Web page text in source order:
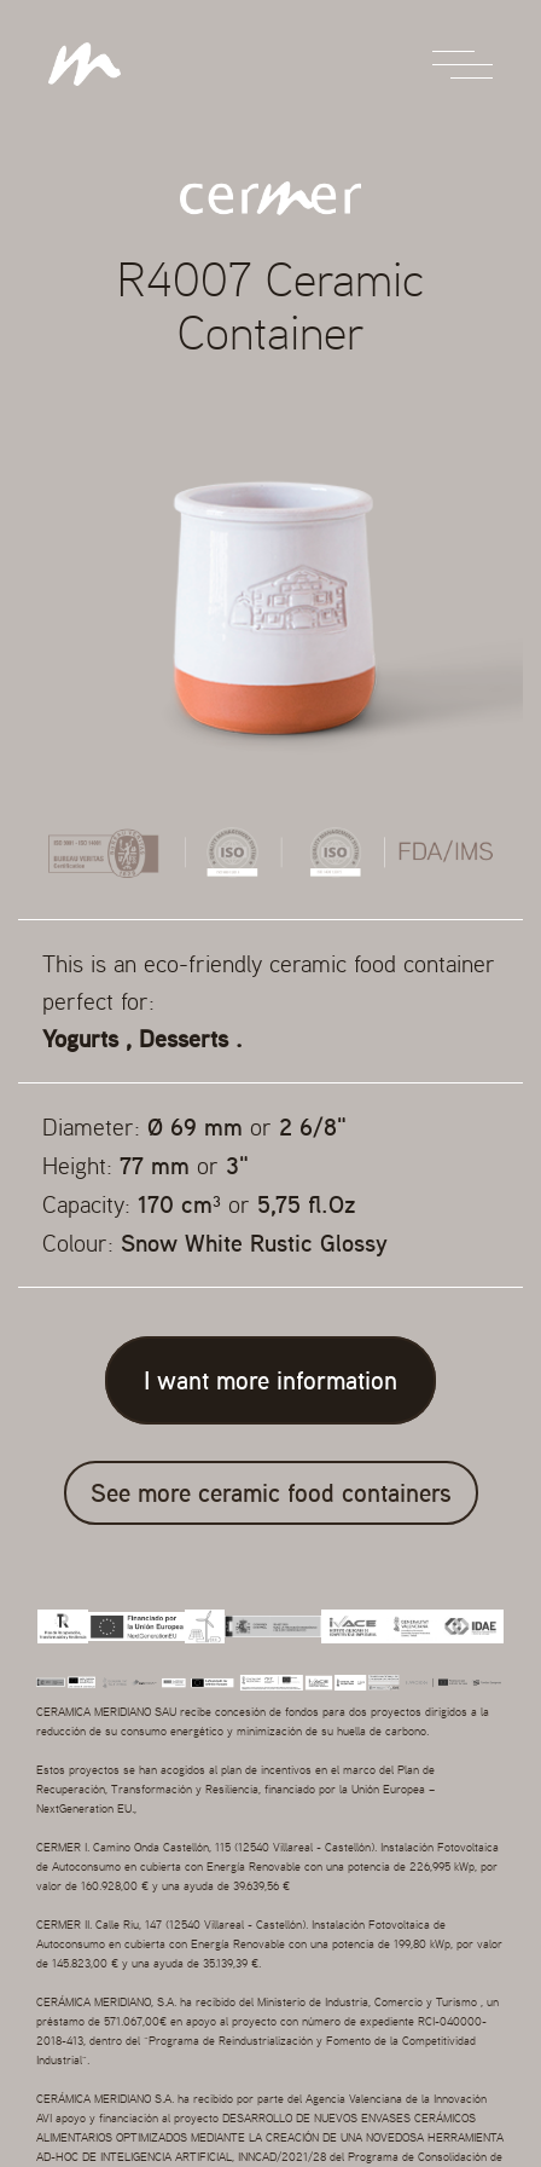
R4007 Ceramic
Container
This is an eco-friendly ceramic food container
perfect for:
Yogurts , Desserts .
Diameter: Ø 69 mm or 2 6/8"
Height: 77 mm or 3"
Capacity: 170 cm³ or 5,75 fl.Oz
Colour: Snow White Rustic Glossy
I want more information
See more ceramic food containers
CERAMICA MERIDIANO SAU recibe concesión de fondos para dos proyectos dirigidos a la
reducción de su consumo energético y minimización de su huella de carbono.
Estos proyectos se han acogidos al plan de incentivos en el marco del Plan de
Recuperación, Transformación y Resiliencia, financiado por la Unión Europea –
NextGeneration EU.,
CERMER I. Camino Onda Castellón, 115 (12540 Villareal - Castellón). Instalación Fotovoltaica
de Autoconsumo en cubierta con Energía Renovable con una potencia de 226,995 kWp, por
valor de 160.928,00 € y una ayuda de 39.639,56 €
CERMER II. Calle Riu, 147 (12540 Villareal - Castellón). Instalación Fotovoltaica de
Autoconsumo en cubierta con Energía Renovable con una potencia de 199,80 kWp, por valor
de 145.823,00 € y una ayuda de 35.139,39 €.
CERÁMICA MERIDIANO, S.A. ha recibido del Ministerio de Industria, Comercio y Turismo , un
préstamo de 571.067,00€ en apoyo al proyecto con número de expediente RCI-040000-
2018-413, dentro del “Programa de Reindustrialización y Fomento de la Competitividad
Industrial”.
CERÁMICA MERIDIANO S.A. ha recibido por parte del Agencia Valenciana de la Innovación
AVI apoyo y financiación al proyecto DESARROLLO DE NUEVOS ENVASES CERÁMICOS
ALIMENTARIOS OPTIMIZADOS MEDIANTE LA CREACIÓN DE UNA NOVEDOSA HERRAMIENTA
AD-HOC DE INTELIGENCIA ARTIFICIAL, INNCAD/2021/28 del Programa de Consolidación de